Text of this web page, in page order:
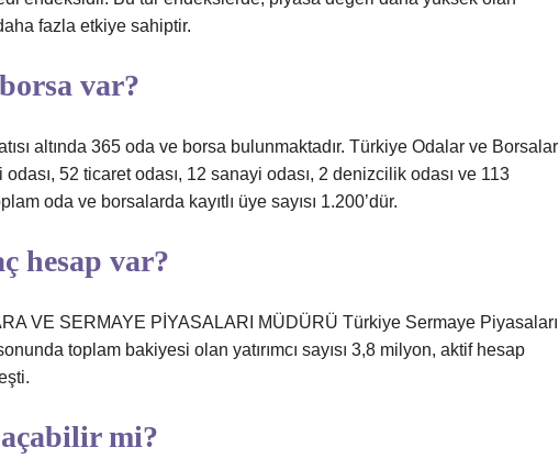
fazla etkiye sahiptir.
var?
altında 365 oda ve borsa bulunmaktadır. Türkiye Odalar ve Borsalar
52 ticaret odası, 12 sanayi odası, 2 denizcilik odası ve 113
oda ve borsalarda kayıtlı üye sayısı 1.200’dür.
hesap var?
VE SERMAYE PİYASALARI MÜDÜRÜ Türkiye Sermaye Piyasaları
toplam bakiyesi olan yatırımcı sayısı 3,8 milyon, aktif hesap
açabilir mi?